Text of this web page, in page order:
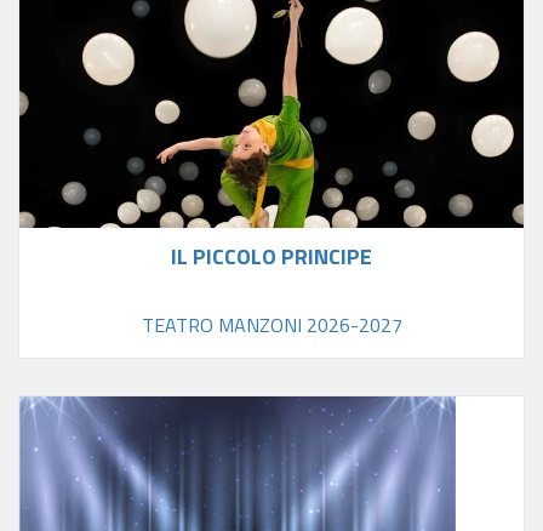
IL PICCOLO PRINCIPE
TEATRO MANZONI 2026-2027